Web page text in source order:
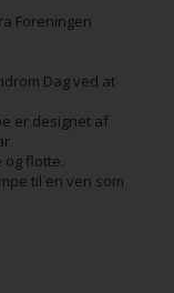
Foreningen
Dag ved at
er designet af
og flotte.
til en ven som